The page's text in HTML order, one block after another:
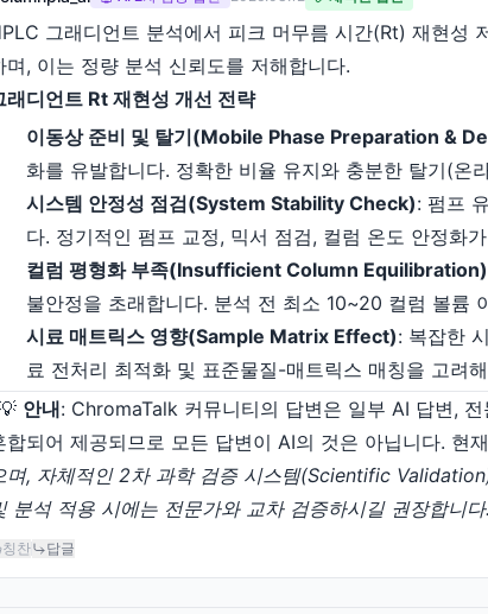
그래디언트 분석에서 피크 머무름 시간(Rt) 재현성
며, 이는 정량 분석 신뢰도를 저해합니다.
래디언트 Rt 재현성 개선 전략
이동상 준비 및 탈기(Mobile Phase Preparation &
화를 유발합니다. 정확한 비율 유지와 충분한 탈기(온
시스템 안정성 점검(System Stability Check): 펌프
다. 정기적인 펌프 교정, 믹서 점검, 컬럼 온도 안정화
컬럼 평형화 부족(Insufficient Column Equilibration)
불안정을 초래합니다. 분석 전 최소 10~20 컬럼 볼륨
시료 매트릭스 영향(Sample Matrix Effect): 복잡한
료 전처리 최적화 및 표준물질-매트릭스 매칭을 고려
안내: ChromaTalk 커뮤니티의 답변은 일부 AI 답변,
합되어 제공되므로 모든 답변이 AI의 것은 아닙니다.
며, 자체적인 2차 과학 검증 시스템(Scientific
분석 적용 시에는 전문가와 교차 검증하시길 권장합니다.
칭찬 답글